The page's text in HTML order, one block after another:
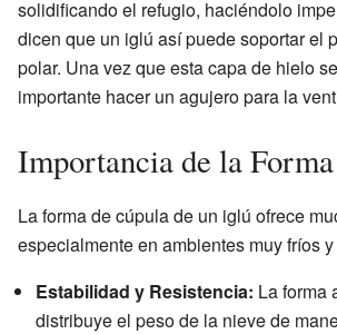
solidificando el refugio, haciéndolo
dicen que un iglú así puede soportar el
polar. Una vez que esta capa de hielo
importante hacer un agujero para la
Importancia de la
La forma de cúpula de un iglú ofrece
especialmente en ambientes muy fríos
Estabilidad y Resistencia: La forma
distribuye el peso de la nieve de